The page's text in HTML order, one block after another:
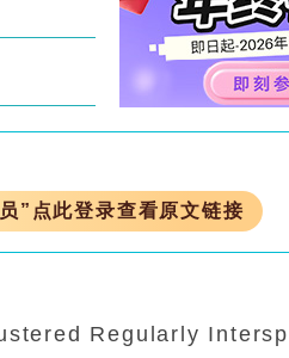
”点此登录查看原文链接
Regularly